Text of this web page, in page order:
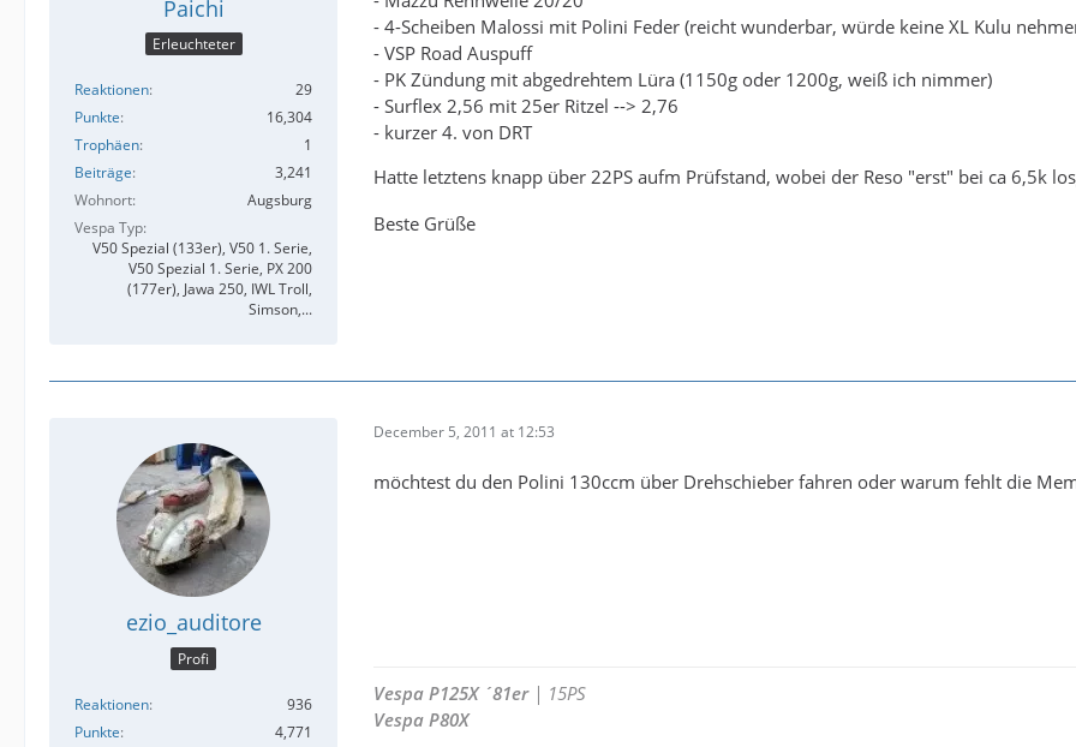
Paichi
Erleuchteter
Reaktionen
29
Punkte
16,304
Trophäen
1
Beiträge
3,241
Wohnort
Augsburg
Vespa Typ
V50 Spezial (133er), V50 1. Serie,
V50 Spezial 1. Serie, PX 200
(177er), Jawa 250, IWL Troll,
Simson,...
- 4-Scheiben Malossi mit Polini Feder (reicht wunderbar, würde keine XL Kulu
- VSP Road Auspuff
- PK Zündung mit abgedrehtem Lüra (1150g oder 1200g, weiß ich nimmer)
- Surflex 2,56 mit 25er Ritzel --> 2,76
- kurzer 4. von DRT
Hatte letztens knapp über 22PS aufm Prüfstand, wobei der Reso "erst" bei ca 6,5k
Beste Grüße
ezio_auditore
Profi
Reaktionen
936
Punkte
4,771
December 5, 2011 at 12:53
möchtest du den Polini 130ccm über Drehschieber fahren oder warum fehlt die
Vespa P125X ´81er| 15PS
Vespa P80X